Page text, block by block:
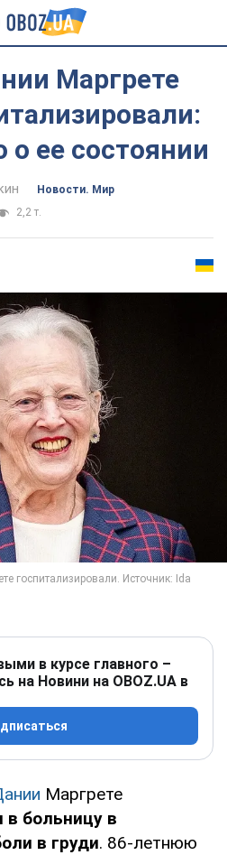
Маргрете
о ее состоянии
Новости. Мир
2,2 т.
в курсе главного –
на Новини на OBOZ.UA в
Маргрете
в больницу в
в груди. 86-летнюю